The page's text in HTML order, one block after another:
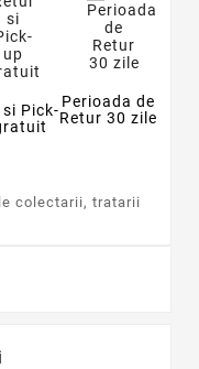
Pick- Perioada de
Retur 30 zile
colectarii, tratarii